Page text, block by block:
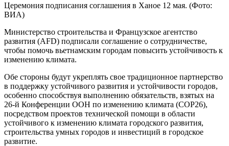
Церемония подписания соглашения в Ханое 12 мая. (Фото:
ВИА)
Министерство строительства и Французское агентство
развития (AFD) подписали соглашение о сотрудничестве,
чтобы помочь вьетнамским городам повысить устойчивость к
изменению климата.
Обе стороны будут укреплять свое традиционное партнерство
в поддержку устойчивого развития и устойчивости городов,
особенно способствуя выполнению обязательств, взятых на
26-й Конференции ООН по изменению климата (COP26),
посредством проектов технической помощи в области
устойчивого к изменению климата городского развития,
строительства умных городов и инвестиций в городское
развитие.